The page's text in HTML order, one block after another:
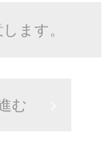
ます。